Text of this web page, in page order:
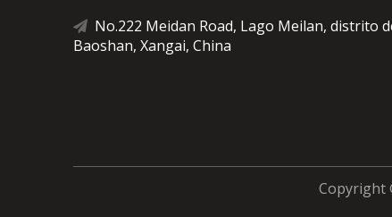
 No.222 Meidan Road, Lago Meilan, distrito
Baoshan, Xangai, China
Copyright